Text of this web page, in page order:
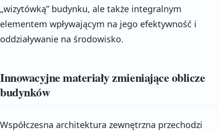
„wizytówką” budynku, ale także integralnym
elementem wpływającym na jego efektywność i
oddziaływanie na środowisko.
Innowacyjne materiały zmieniające oblicze
budynków
Współczesna architektura zewnętrzna przechodzi